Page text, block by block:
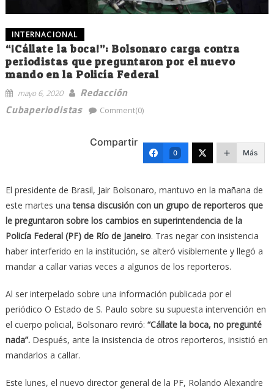
INTERNACIONAL
“¡Cállate la boca!”: Bolsonaro carga contra
periodistas que preguntaron por el nuevo
mando en la Policía Federal
mayo 6, 2020
Redacción
Cubaperiodistas
Comment(0)
Compartir
0 Más
El presidente de Brasil, Jair Bolsonaro, mantuvo en la mañana de
este martes unatensa discusión con un grupo de reporteros que
le preguntaron sobre los cambios en superintendencia de la
Policía Federal (PF) de Río de Janeiro. Tras negar con insistencia
haber interferido en la institución, se alteró visiblemente y llegó a
mandar a callar varias veces a algunos de los reporteros.
Al ser interpelado sobre una información publicada por el
periódico O Estado de S. Paulo sobre su supuesta intervención en
el cuerpo policial, Bolsonaro reviró: “Cállate la boca, no pregunté
nada”.Después, ante la insistencia de otros reporteros, insistió en
mandarlos a callar.
Este lunes, el nuevo director general de la PF, Rolando Alexandre